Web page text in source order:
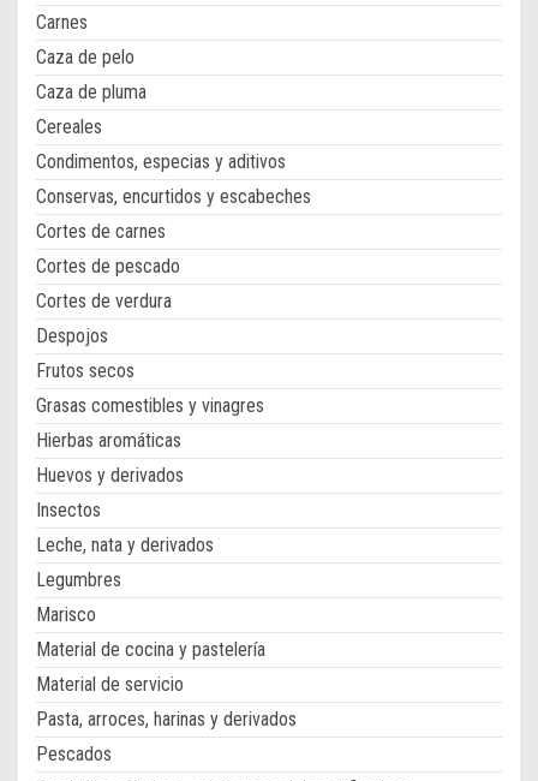
Carnes
Caza de pelo
Caza de pluma
Cereales
Condimentos, especias y aditivos
Conservas, encurtidos y escabeches
Cortes de carnes
Cortes de pescado
Cortes de verdura
Despojos
Frutos secos
Grasas comestibles y vinagres
Hierbas aromáticas
Huevos y derivados
Insectos
Leche, nata y derivados
Legumbres
Marisco
Material de cocina y pastelería
Material de servicio
Pasta, arroces, harinas y derivados
Pescados